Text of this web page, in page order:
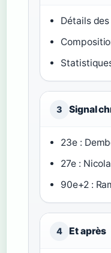
Détails
3 Signal
23e :
27e :
90e+2 :
4 Et après